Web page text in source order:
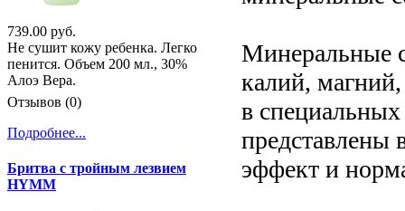
Минеральные
калий,
в
эффект и
739.00 руб.
Не сушит кожу ребенка. Легко
пенится. Объем 200 мл., 30%
Алоэ Вера.
Отзывов (0)
Подробнее...
Бритва с тройным лезвием
HYMM